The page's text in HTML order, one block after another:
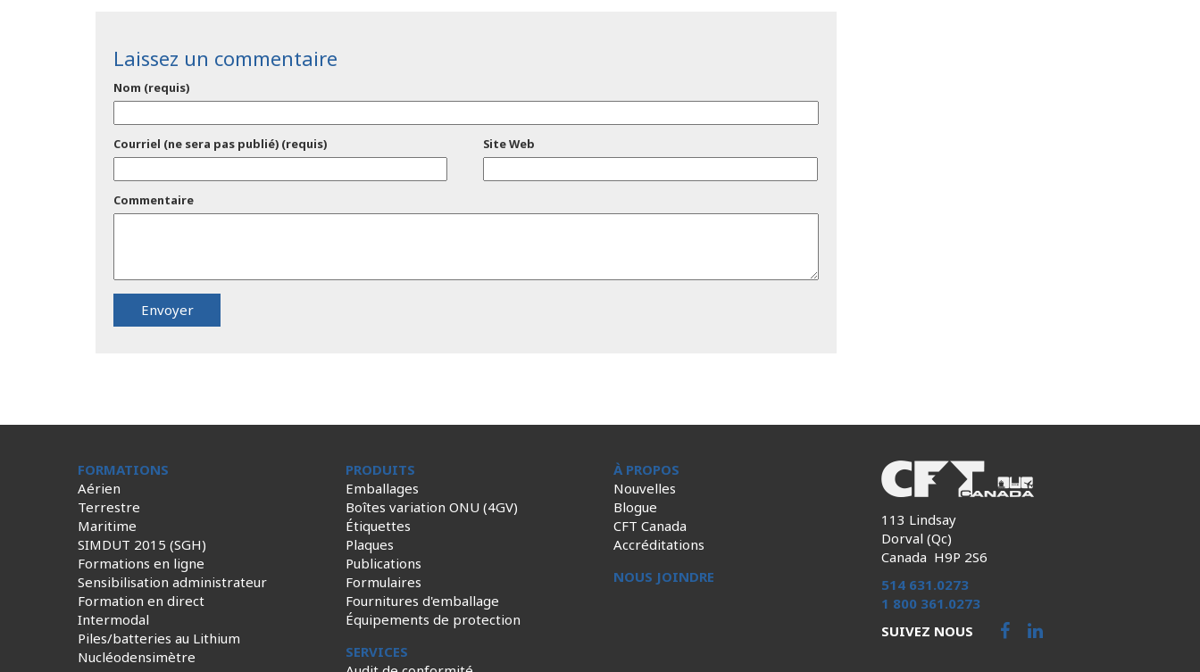
Laissez un commentaire
Nom (requis)
Courriel (ne sera pas publié) (requis) Site Web
Commentaire
FORMATIONS
Aérien
Terrestre
Maritime
SIMDUT 2015 (SGH)
Formations en ligne
Sensibilisation administrateur
Formation en direct
Intermodal
Piles/batteries au Lithium
Nucléodensimètre
PRODUITS
Emballages
Boîtes variation ONU (4GV)
Étiquettes
Plaques
Publications
Formulaires
Fournitures d'emballage
Équipements de protection
SERVICES
À PROPOS
Nouvelles
Blogue
CFT Canada
Accréditations
NOUS JOINDRE
113 Lindsay
Dorval (Qc)
Canada H9P 2S6
514 631.0273
1 800 361.0273
SUIVEZ NOUS